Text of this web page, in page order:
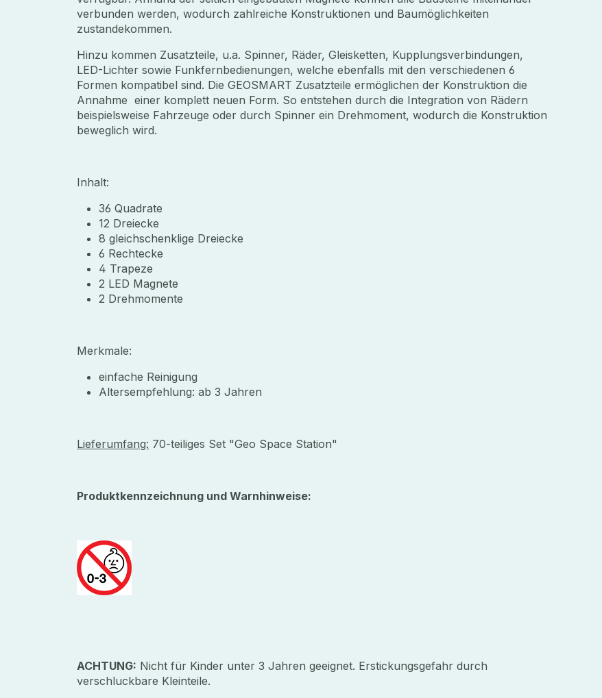
verbunden werden, wodurch zahlreiche Konstruktionen und Baumöglichkeiten
zustandekommen.
Hinzu kommen Zusatzteile, u.a. Spinner, Räder, Gleisketten, Kupplungsverbindungen,
LED-Lichter sowie Funkfernbedienungen, welche ebenfalls mit den verschiedenen 6
Formen kompatibel sind. Die GEOSMART Zusatzteile ermöglichen der Konstruktion die
Annahme einer komplett neuen Form. So entstehen durch die Integration von Rädern
beispielsweise Fahrzeuge oder durch Spinner ein Drehmoment, wodurch die Konstruktion
beweglich wird.
Inhalt:
36 Quadrate
12 Dreiecke
8 gleichschenklige Dreiecke
6 Rechtecke
4 Trapeze
2 LED Magnete
2 Drehmomente
Merkmale:
einfache Reinigung
Altersempfehlung: ab 3 Jahren
Lieferumfang: 70-teiliges Set "Geo Space Station"
Produktkennzeichnung und Warnhinweise:
ACHTUNG: Nicht für Kinder unter 3 Jahren geeignet. Erstickungsgefahr durch
verschluckbare Kleinteile.